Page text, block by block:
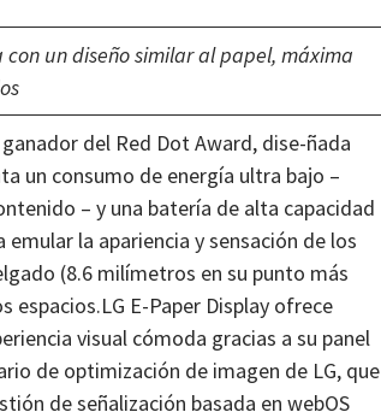
un diseño similar al papel, máxima
del Red Dot Award, dise-ñada
un consumo de energía ultra bajo –
– y una batería de alta capacidad
la apariencia y sensación de los
(8.6 milímetros en su punto más
E-Paper Display ofrece
visual cómoda gracias a su panel
de optimización de imagen de LG, que
de señalización basada en webOS